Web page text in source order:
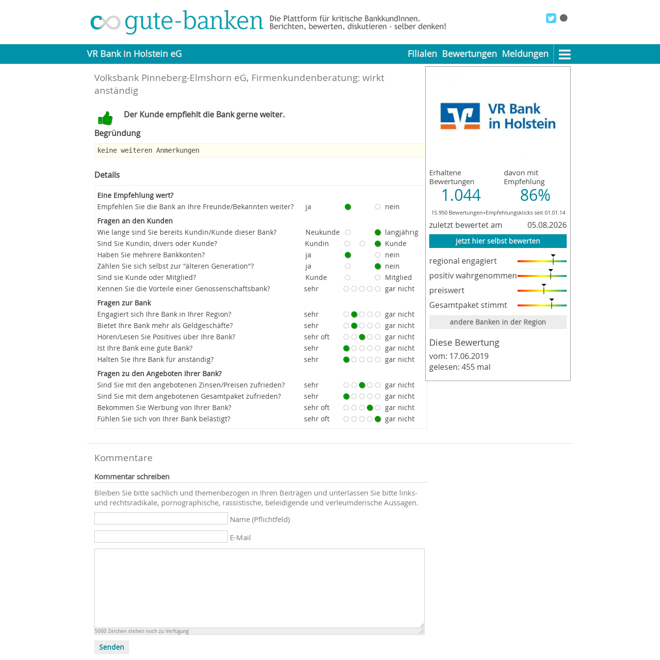
VR Bank in Holstein eG Filialen Bewertungen Meldungen
Erhaltene
Bewertungen
1.044
davon mit
Empfehlung
86%
15.950 Bewertungen+Empfehlungsklicks seit 01.01.14
zuletzt bewertet am 05.08.2026
jetzt hier selbst bewerten
regional engagiert
positiv wahrgenommen
preiswert
Gesamtpaket stimmt
andere Banken in der Region
Diese Bewertung
vom: 17.06.2019
gelesen: 455 mal
Volksbank Pinneberg-Elmshorn eG, Firmenkundenberatung: wirkt
anständig
Der Kunde empfiehlt die Bank gerne weiter.
Begründung
keine weiteren Anmerkungen
Details
Eine Empfehlung wert?
Empfehlen Sie die Bank an Ihre Freunde/Bekannten weiter?
ja
nein
Fragen an den Kunden
Wie lange sind Sie bereits Kundin/Kunde dieser Bank?
Neukunde
langjährig
Sind Sie Kundin, divers oder Kunde?
Kundin
Kunde
Haben Sie mehrere Bankkonten?
ja
nein
Zählen Sie sich selbst zur "älteren Generation"?
ja
nein
Sind sie Kunde oder Mitglied?
Kunde
Mitglied
Kennen Sie die Vorteile einer Genossenschaftsbank?
sehr
gar nicht
Fragen zur Bank
Engagiert sich Ihre Bank in Ihrer Region?
sehr
gar nicht
Bietet Ihre Bank mehr als Geldgeschäfte?
sehr
gar nicht
Hören/Lesen Sie Positives über Ihre Bank?
sehr oft
gar nicht
Ist Ihre Bank eine gute Bank?
sehr
gar nicht
Halten Sie Ihre Bank für anständig?
sehr
gar nicht
Fragen zu den Angeboten Ihrer Bank?
Sind Sie mit den angebotenen Zinsen/Preisen zufrieden?
sehr
gar nicht
Sind Sie mit dem angebotenen Gesamtpaket zufrieden?
sehr
gar nicht
Bekommen Sie Werbung von Ihrer Bank?
sehr oft
gar nicht
Fühlen Sie sich von Ihrer Bank belästigt?
sehr oft gar nicht
Kommentare
Kommentar schreiben
Bleiben Sie bitte sachlich und themenbezogen in Ihren Beiträgen und unterlassen Sie bitte links-
und rechtsradikale, pornographische, rassistische, beleidigende und verleumderische Aussagen.
Name (Pflichtfeld)
E-Mail
5000 Zeichen stehen noch zu Verfügung
Senden